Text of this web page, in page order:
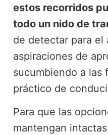
estos recorridos
todo un nido de
de detectar para el
aspiraciones de
sucumbiendo a las
práctico de
Para que las
mantengan